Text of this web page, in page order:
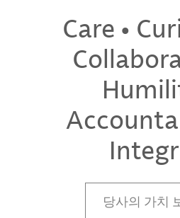
Care •
당사의 가치